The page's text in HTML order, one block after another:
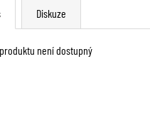
Diskuze
není dostupný